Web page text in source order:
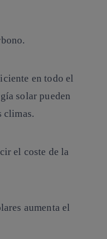
en todo el
solar pueden
climas.
el coste de la
aumenta el